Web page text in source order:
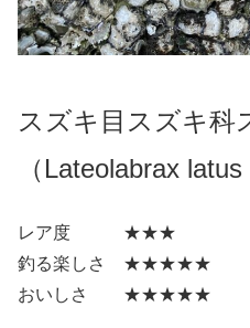
スズキ目スズキ科
（Lateolabrax
レア度 ★★★
釣る楽しさ ★★★★★
おいしさ ★★★★★